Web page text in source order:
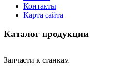
Контакты
Карта сайта
Каталог продукции
Запчасти к станкам